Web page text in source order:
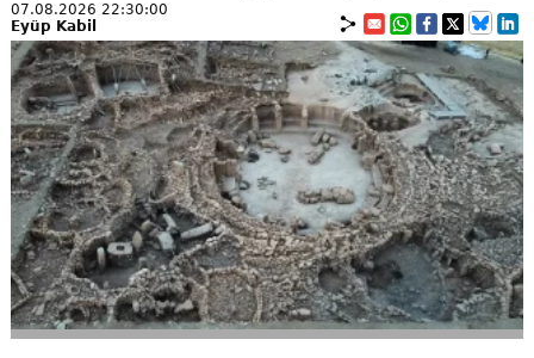
07.08.2026 22:30:00
Eyüp Kabil